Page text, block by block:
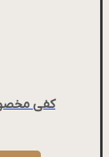
کفی